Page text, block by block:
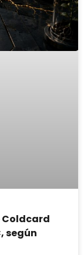
Coldcard
según